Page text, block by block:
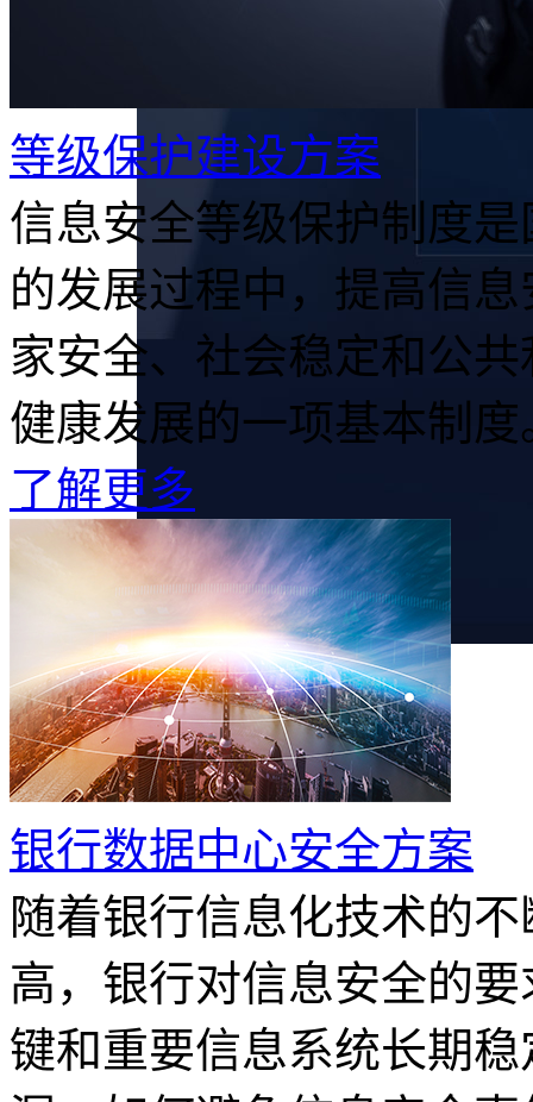
等级保护建设方案
信息安全等级保护制度
的发展过程中，提高信
家安全、社会稳定和公
健康发展的一项基本制度
了解更多
银行数据中心安全方案
随着银行信息化技术的
高，银行对信息安全的
键和重要信息系统长期